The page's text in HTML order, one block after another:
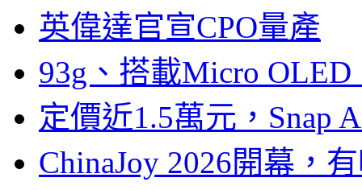
英偉達官宣CPO量產
93g、搭載Micro
定價近1.5萬元，Snap
ChinaJoy 2026開幕，